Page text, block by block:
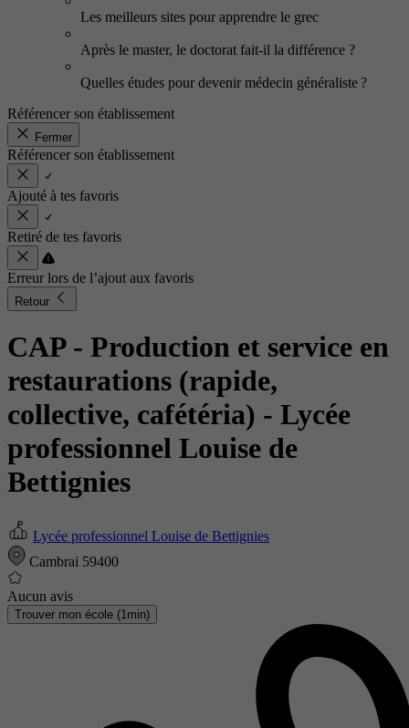
Les meilleurs sites pour apprendre le grec
Après le master, le doctorat fait-il la différence ?
Quelles études pour devenir médecin généraliste ?
Référencer son établissement
Fermer
Référencer son établissement
Ajouté à tes favoris
Retiré de tes favoris
Erreur lors de l’ajout aux favoris
Retour
CAP - Production et service en
restaurations (rapide,
collective, cafétéria) - Lycée
professionnel Louise de
Bettignies
Lycée professionnel Louise de Bettignies
Cambrai 59400
Aucun avis
Trouver mon école (1min)